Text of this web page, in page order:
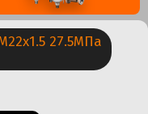
27.5МПа